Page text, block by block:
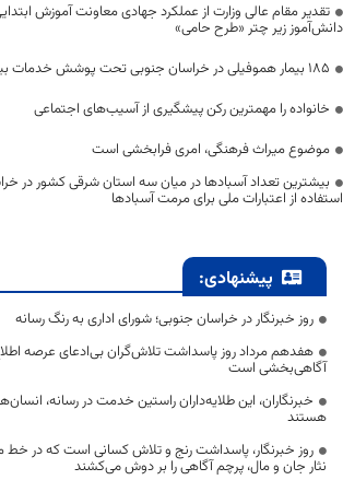
دانش‌آموز زیر چتر «طرح حامی»
۱۸۵ بیمار هموفیلی در خراسان جنوبی تحت پوشش خدمات بیمه سلامت قرار دارند
خانواده را مهمترین رکن پیشگیری از آسیب‌های اجتماعی
موضوع میراث فرهنگی، امری فرابخشی است
بیشترین تعداد آسبادها در میان سه استان شرقی کشور در
استفاده از اعتبارات ملی برای مرمت آسبادها
پیشنهادی:
روز خبرنگار در خراسان جنوبی؛ شورای اداری به رنگ رسانه
هفدهم مرداد روز پاسداشت تلاش‌گران بی‌ادعای عرصه
آگاهی‌بخشی است
خبرنگاران، این طلایه‌داران راستین خدمت در رسانه،
هستند
روز خبرنگار، پاسداشت رنج و تلاش کسانی است که در خط
نثار جان و مال، پرچم آگاهی را بر دوش می‌کشند